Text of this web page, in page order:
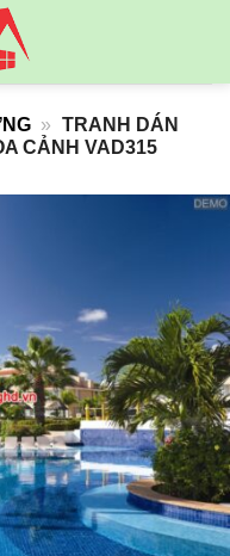
» TRANH DÁN
CẢNH VAD315